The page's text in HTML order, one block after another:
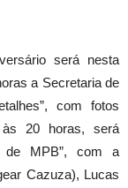
será nesta
a Secretaria de
com fotos
20 horas, será
de MPB”, com a
Cazuza), Lucas